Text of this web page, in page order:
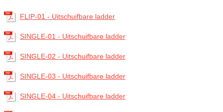
FLIP-01 - Uitschuifbare ladder
SINGLE-01 - Uitschuifbare ladder
SINGLE-02 - Uitschuifbare ladder
SINGLE-03 - Uitschuifbare ladder
SINGLE-04 - Uitschuifbare ladder